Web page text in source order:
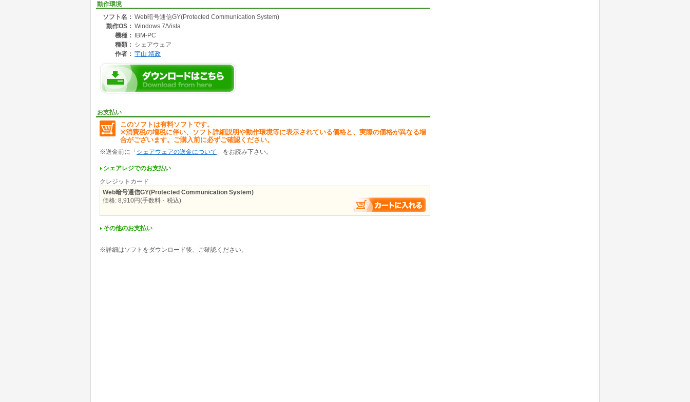
暗号機能が強力すぎて、そのままでは貿易管理令に違反しますので、
技術的な構造を、Protected Communication System として、米国、欧州、日本の特許庁から公開しています。
さらにHPでソースファイルを公開していますので、”公知の技術”であり、ソースコードが公開されているソフトウエア
として、貿易管理令の例外適用を受けます。
必要な方はHPで公開しているソースコードをご覧ください。
(著作権の侵害はしないでください。読むだけにしてね。)
受信と復号化はライセンスキーなしでも完全に機能します。
もちろん、暗号メールソフトです。このメールソフトでは、AES(Rijndael)、Twofish ,Camellia、RSA などによる多重
暗号化も利用できます。
1.送信者と受信者の順序対ごとに暗号化アルゴリズムが決定される。
2.多重暗号化でプライバシーを守る。異なる暗号化アルゴリズムで5段階の暗号化が可能。
3.最新技術で守る。最新の暗号方式をすぐに採用できます。
4.鍵は自分で作成するので長い鍵でも自由に作れます。
となります。こちらには、RSA暗号2560ビットのものがついています。
Protected Communication Systemに関しては、2007年2月14日にヨーロッパで特許認定されました。
動作環境
ソフト名： Web暗号通信GY(Protected Communication System)
動作OS： Windows 7/Vista
機種：
IBM-PC
種類： シェアウェア
作者： 宇山 靖政
お支払い
このソフトは有料ソフトです。
※消費税の増税に伴い、ソフト詳細説明や動作環境等に表示されている価格と、実際の価格が異なる場
合がございます。ご購入前に必ずご確認ください。
※送金前に「 シェアウェアの送金について 」をお読み下さい。
シェアレジでのお支払い
クレジットカード
Web暗号通信GY(Protected Communication System)
価格: 8,910円(手数料・税込)
その他のお支払い
※詳細はソフトをダウンロード後、ご確認ください。